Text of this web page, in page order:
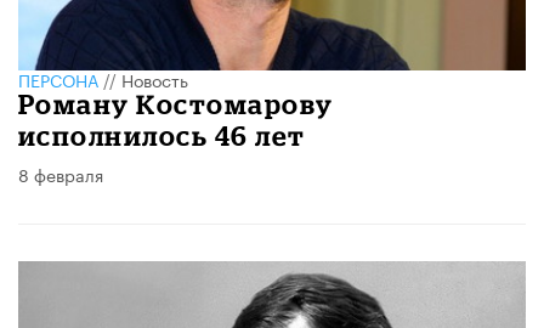
ПЕРСОНА//Новость
Роману Костомарову
исполнилось 46 лет
8 февраля